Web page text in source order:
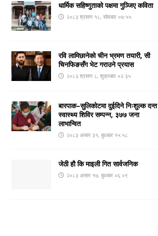
धार्मिक सहिष्णुताको पक्षमा गुञ्जिए कविता
२०८३ श्रावण १८, सोमबार ०७:५५
रवि लामिछानेको चीन भ्रमण तयारी, सी
चिनफिङसँग भेट गराउने प्रयास
२०८३ श्रावण ८, शुक्रबार ०२:३५
बारपाक–सुलिकोटमा दुईदिने निःशुल्क दन्त
स्वास्थ्य शिविर सम्पन्न, ३७७ जना
लाभान्वित
२०८३ असार ३१, बुधबार १५:५८
जेठी हौ कि माइली गित सार्वजनिक
२०८३ असार १७, बुधबार ०६:०९